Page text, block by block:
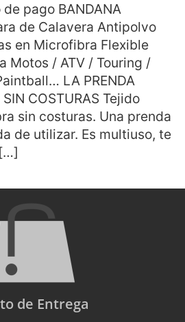
pago BANDANA
de Calavera Antipolvo
en Microfibra Flexible
Motos / ATV / Touring /
LA PRENDA
COSTURAS Tejido
sin costuras. Una prenda
de utilizar. Es multiuso, te
de Entrega